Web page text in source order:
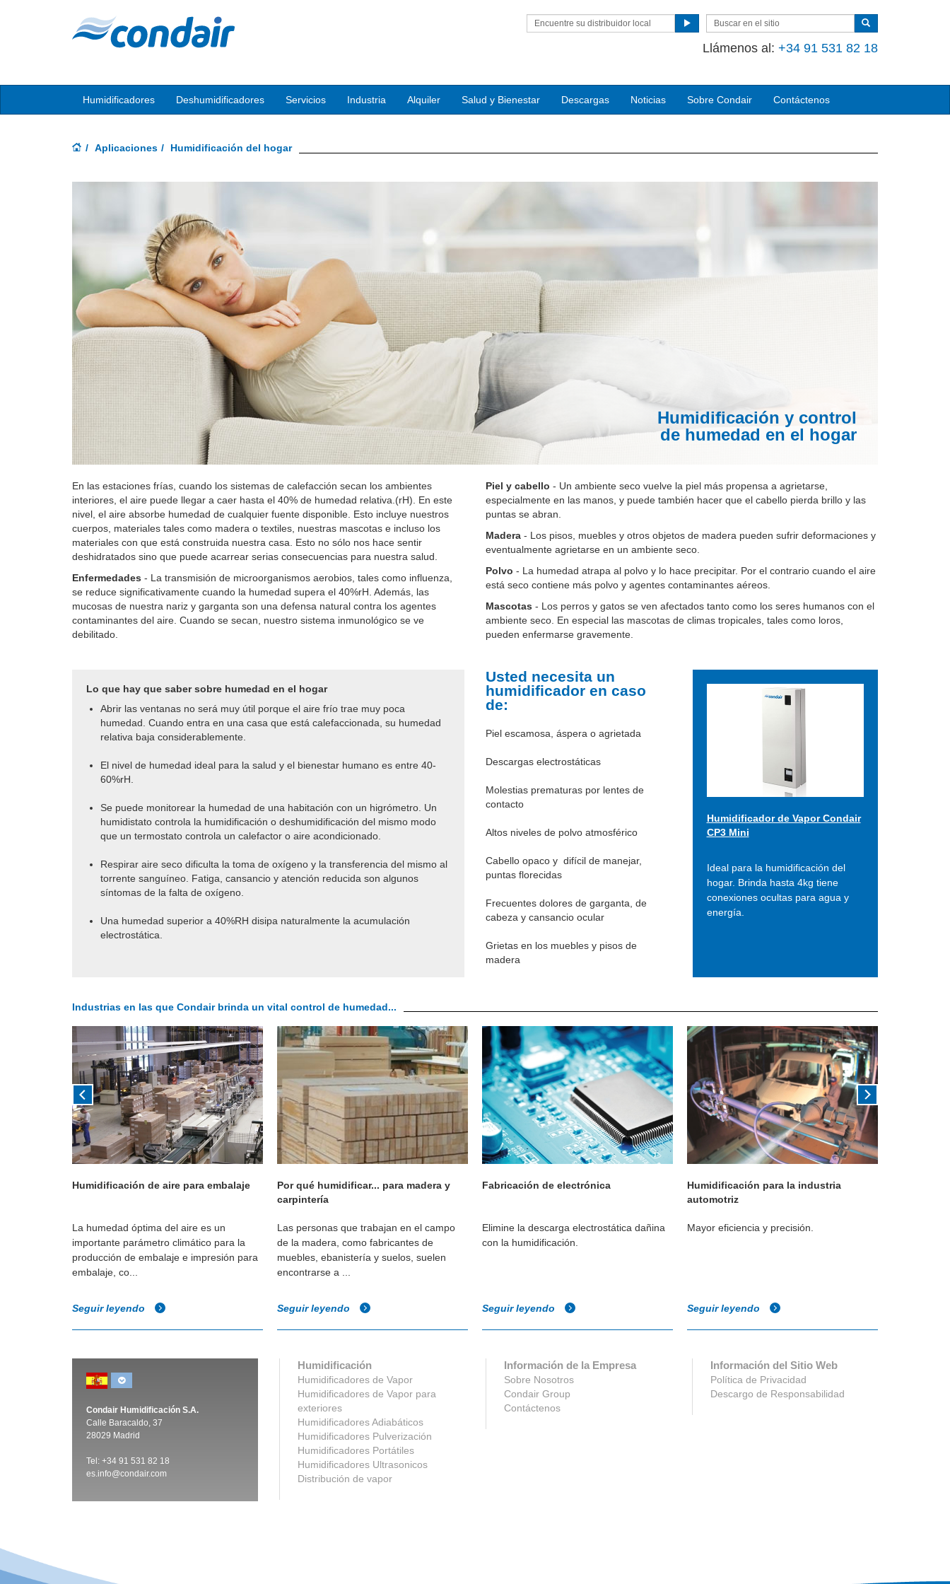
Encuentre su distribuidor local
Llámenos al : +34 91 531 82 18
Humidificadores Deshumidificadores Servicios Industria Alquiler Salud y Bienestar Descargas Noticias Sobre Condair Contáctenos
Aplicaciones Humidificación del hogar
Humidificación y control
de humedad en el hogar
En las estaciones frías, cuando los sistemas de calefacción secan los ambientes
interiores, el aire puede llegar a caer hasta el 40% de humedad relativa.(rH). En este
nivel, el aire absorbe humedad de cualquier fuente disponible. Esto incluye nuestros
cuerpos, materiales tales como madera o textiles, nuestras mascotas e incluso los
materiales con que está construida nuestra casa. Esto no sólo nos hace sentir
deshidratados sino que puede acarrear serias consecuencias para nuestra salud.
Enfermedades - La transmisión de microorganismos aerobios, tales como influenza,
se reduce significativamente cuando la humedad supera el 40%rH. Además, las
mucosas de nuestra nariz y garganta son una defensa natural contra los agentes
contaminantes del aire. Cuando se secan, nuestro sistema inmunológico se ve
debilitado.
Piel y cabello - Un ambiente seco vuelve la piel más propensa a agrietarse,
especialmente en las manos, y puede también hacer que el cabello pierda brillo y las
puntas se abran.
Madera - Los pisos, muebles y otros objetos de madera pueden sufrir deformaciones y
eventualmente agrietarse en un ambiente seco.
Polvo - La humedad atrapa al polvo y lo hace precipitar. Por el contrario cuando el aire
está seco contiene más polvo y agentes contaminantes aéreos.
Mascotas - Los perros y gatos se ven afectados tanto como los seres humanos con el
ambiente seco. En especial las mascotas de climas tropicales, tales como loros,
pueden enfermarse gravemente.
Lo que hay que saber sobre humedad en el hogar
Abrir las ventanas no será muy útil porque el aire frío trae muy poca
humedad. Cuando entra en una casa que está calefaccionada, su humedad
relativa baja considerablemente.
El nivel de humedad ideal para la salud y el bienestar humano es entre 40-
60%rH.
Se puede monitorear la humedad de una habitación con un higrómetro. Un
humidistato controla la humidificación o deshumidificación del mismo modo
que un termostato controla un calefactor o aire acondicionado.
Respirar aire seco dificulta la toma de oxígeno y la transferencia del mismo al
torrente sanguíneo. Fatiga, cansancio y atención reducida son algunos
síntomas de la falta de oxígeno.
Una humedad superior a 40%RH disipa naturalmente la acumulación
electrostática.
Usted necesita un
humidificador en caso
de:
Piel escamosa, áspera o agrietada
Descargas electrostáticas
Molestias prematuras por lentes de
contacto
Altos niveles de polvo atmosférico
Cabello opaco y difícil de manejar,
puntas florecidas
Frecuentes dolores de garganta, de
cabeza y cansancio ocular
Grietas en los muebles y pisos de
madera
Humidificador de Vapor Condair
CP3 Mini
Ideal para la humidificación del
hogar. Brinda hasta 4kg tiene
conexiones ocultas para agua y
energía.
Industrias en las que Condair brinda un vital control de humedad...
Humidificación de aire para embalaje
La humedad óptima del aire es un
importante parámetro climático para la
producción de embalaje e impresión para
embalaje, co...
Seguir leyendo
Por qué humidificar... para madera y
carpintería
Las personas que trabajan en el campo
de la madera, como fabricantes de
muebles, ebanistería y suelos, suelen
encontrarse a ...
Seguir leyendo
Fabricación de electrónica
Elimine la descarga electrostática dañina
con la humidificación.
Seguir leyendo
Humidificación para la industria
automotriz
Mayor eficiencia y precisión.
Seguir leyendo
Condair Humidificación S.A.
Calle Baracaldo, 37
28029 Madrid
Tel: +34 91 531 82 18
es.info@condair.com
Humidificación
Humidificadores de Vapor
Humidificadores de Vapor para
exteriores
Humidificadores Adiabáticos
Humidificadores Pulverización
Humidificadores Portátiles
Humidificadores Ultrasonicos
Distribución de vapor
Información de la Empresa
Sobre Nosotros
Condair Group
Contáctenos
Información del Sitio Web
Política de Privacidad
Descargo de Responsabilidad